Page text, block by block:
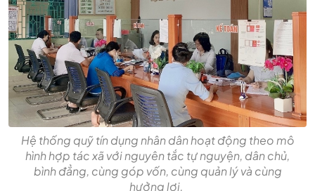
Hệ thống quỹ tín dụng nhân dân hoạt động theo mô
hình hợp tác xã với nguyên tắc tự nguyện, dân chủ,
bình đẳng, cùng góp vốn, cùng quản lý và cùng
hưởng lợi.